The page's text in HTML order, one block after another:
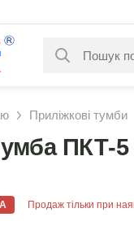
Приліжкові тумби
ПКТ-
Продаж тільки при